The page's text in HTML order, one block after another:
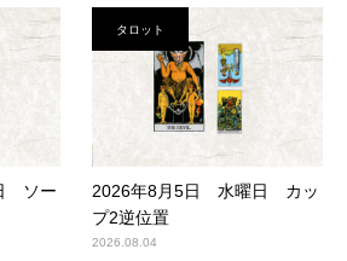
ソー
タロット
2026年8月5日 水曜日 カッ
プ2逆位置
2026.08.04